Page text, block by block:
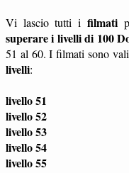
Vi lascio tutti i filmati
superare i livelli di 100
51 al 60. I filmati sono
livelli:
livello 51
livello 52
livello 53
livello 54
livello 55